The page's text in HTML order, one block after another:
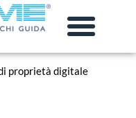
proprietà digitale